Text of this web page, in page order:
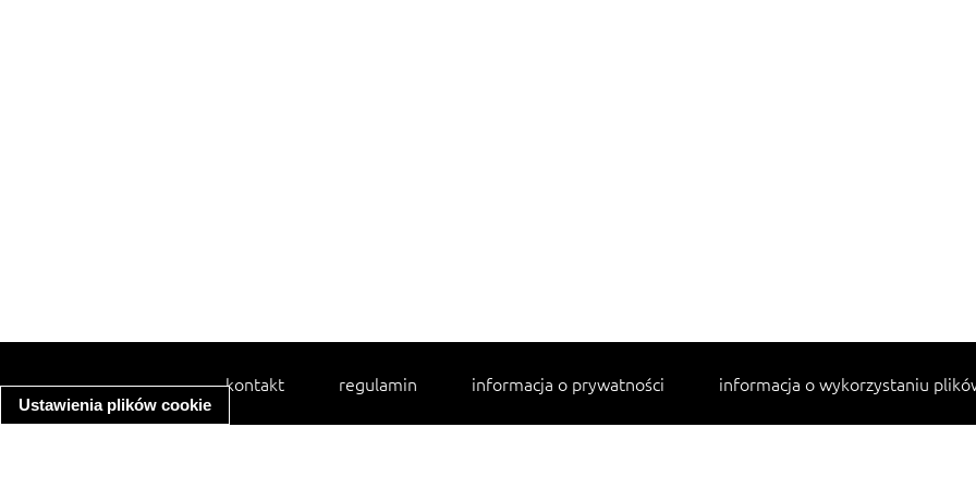
Ustawienia plików cookie
kontakt regulamin informacja o prywatności informacja o wykorzystaniu
Najpopularniejsze przepisy